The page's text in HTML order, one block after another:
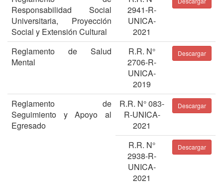
Responsabilidad Social
Universitaria, Proyección
Social y Extensión Cultural
2941-R-
UNICA-
2021
Reglamento de Salud
Mental
R.R. N°
2706-R-
UNICA-
2019
Descargar
Reglamento de
Seguimiento y Apoyo al
Egresado
R.R. N° 083-
R-UNICA-
2021
Descargar
R.R. N°
2938-R-
UNICA-
2021
Descargar